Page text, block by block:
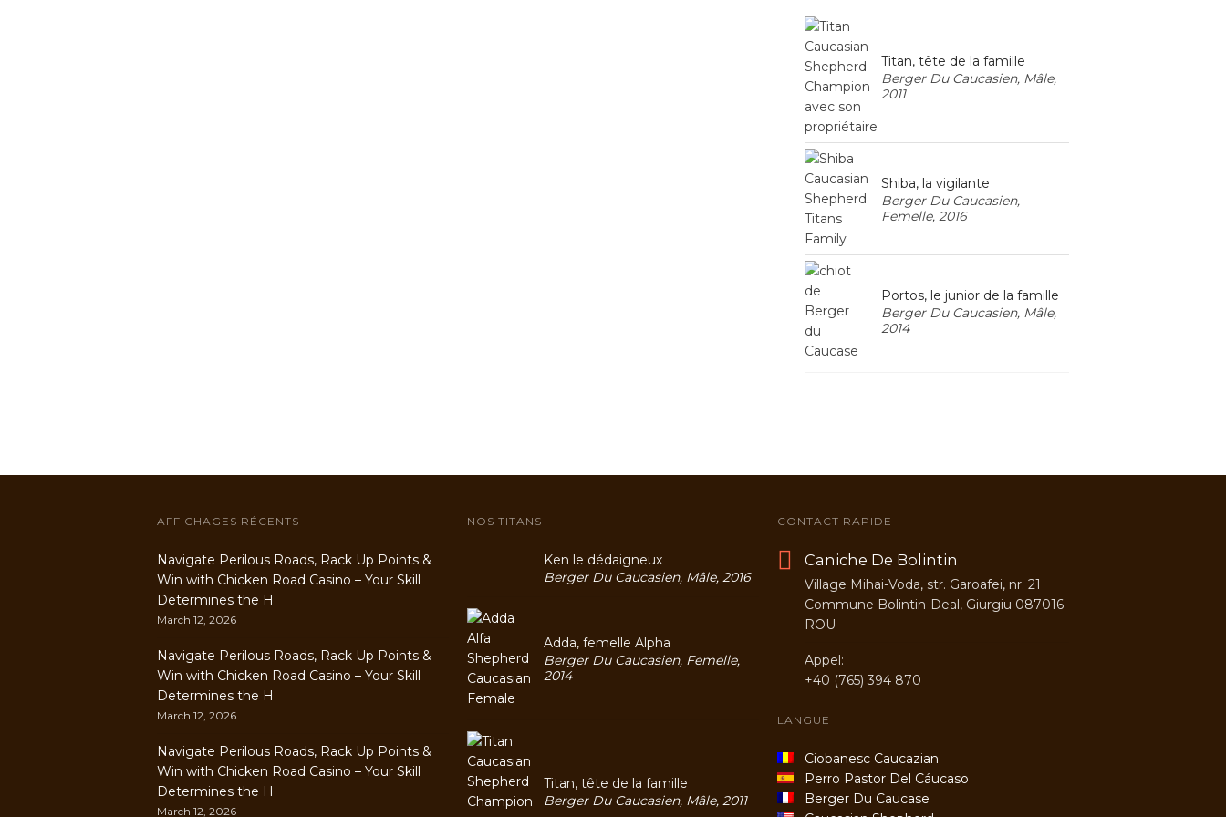
Titan, tête de la famille
Berger Du Caucasien, Mâle,
2011
Shiba, la vigilante
Berger Du Caucasien,
Femelle, 2016
Portos, le junior de la famille
Berger Du Caucasien, Mâle,
2014
AFFICHAGES RÉCENTS
Navigate Perilous Roads, Rack Up Points &
Win with Chicken Road Casino – Your Skill
Determines the H
March 12, 2026
Navigate Perilous Roads, Rack Up Points &
Win with Chicken Road Casino – Your Skill
Determines the H
March 12, 2026
Navigate Perilous Roads, Rack Up Points &
Win with Chicken Road Casino – Your Skill
Determines the H
March 12, 2026
NOS TITANS
Ken le dédaigneux
Berger Du Caucasien, Mâle, 2016
Adda, femelle Alpha
Berger Du Caucasien, Femelle,
2014
Titan, tête de la famille
Berger Du Caucasien, Mâle, 2011
CONTACT RAPIDE
Caniche De Bolintin
Village Mihai-Voda, str. Garoafei, nr. 21
Commune Bolintin-Deal, Giurgiu 087016
ROU
Appel:
+40 (765) 394 870
LANGUE
Ciobanesc Caucazian
Perro Pastor Del Cáucaso
Berger Du Caucase